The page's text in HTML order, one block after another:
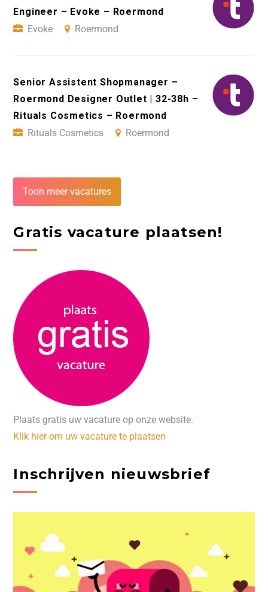
Engineer – Evoke – Roermond
Evoke
Roermond
Senior Assistent Shopmanager –
Roermond Designer Outlet | 32-38h –
Rituals Cosmetics – Roermond
Rituals Cosmetics
Roermond
Toon meer vacatures
Gratis vacature plaatsen!
Plaats gratis uw vacature op onze website.
Klik hier om uw vacature te plaatsen
Inschrijven nieuwsbrief